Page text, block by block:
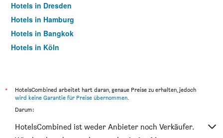
Hotels in Dresden
Hotels in Hamburg
Hotels in Bangkok
Hotels in Köln
*
HotelsCombined arbeitet hart daran, genaue Preise zu erhalten, jedoch
wird keine Garantie für Preise übernommen.
Darum:
HotelsCombined ist weder Anbieter noch Verkäufer.